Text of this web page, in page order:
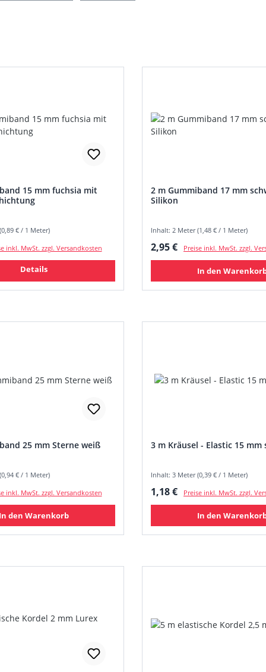
15 mm fuchsia mit
€ / 1 Meter)
Preis:
inkl. MwSt. zzgl. Versandkosten
Details
2 m Gummiband 17 mm
Silikon
Inhalt: 2 Meter (1,48 € / 1 Meter)
Regulärer Preis:
2,95 € Preise inkl. MwSt. zzgl.
In den
25 mm Sterne weiß
€ / 1 Meter)
Preis:
inkl. MwSt. zzgl. Versandkosten
den Warenkorb
3 m Kräusel - Elastic 15 mm
Inhalt: 3 Meter (0,39 € / 1 Meter)
Regulärer Preis:
1,18 € Preise inkl. MwSt. zzgl.
In den